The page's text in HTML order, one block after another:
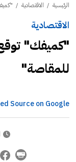
الرئيسية / الاقتصادية /
الاقتصادية
"كميفك" توقع
للمقاصة"
Source on Google